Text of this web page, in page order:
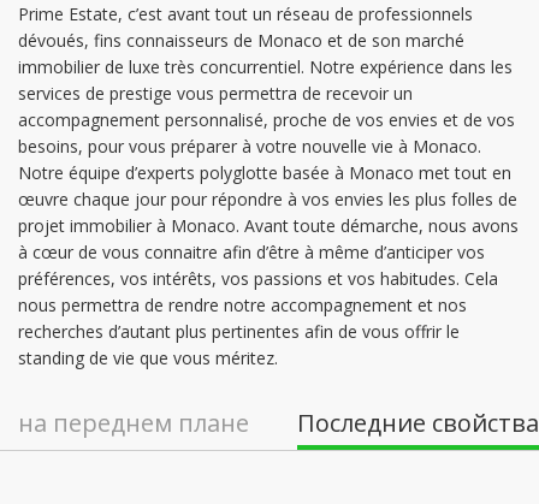
четверг: 09:00 - 18:00
пятница: 09:00 - 18:00
суббота: Заблокированы
Prime Estate, c’est avant tout un réseau de professionnels
dévoués, fins connaisseurs de Monaco et de son marché
immobilier de luxe très concurrentiel. Notre expérience dans les
services de prestige vous permettra de recevoir un
accompagnement personnalisé, proche de vos envies et de vos
besoins, pour vous préparer à votre nouvelle vie à Monaco.
Notre équipe d’experts polyglotte basée à Monaco met tout en
œuvre chaque jour pour répondre à vos envies les plus folles de
projet immobilier à Monaco. Avant toute démarche, nous avons
à cœur de vous connaitre afin d’être à même d’anticiper vos
préférences, vos intérêts, vos passions et vos habitudes. Cela
nous permettra de rendre notre accompagnement et nos
recherches d’autant plus pertinentes afin de vous offrir le
standing de vie que vous méritez.
на переднем плане Последние свойства